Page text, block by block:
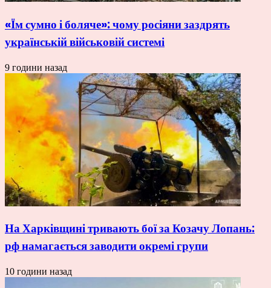
«Їм сумно і боляче»: чому росіяни заздрять
українській військовій системі
9 години назад
На Харківщині тривають бої за Козачу Лопань:
рф намагається заводити окремі групи
10 години назад